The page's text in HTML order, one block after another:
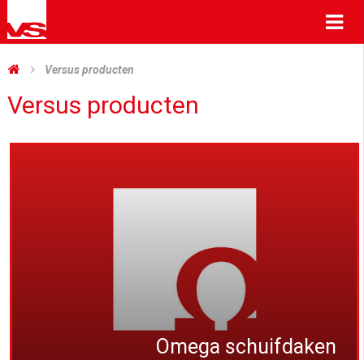
Versus producten
Versus producten
Omega schuifdaken